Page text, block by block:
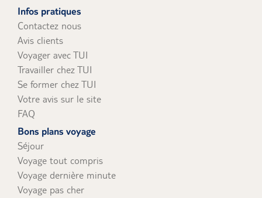
Infos pratiques
Contactez nous
Avis clients
Voyager avec TUI
Travailler chez TUI
Se former chez TUI
Votre avis sur le site
FAQ
Bons plans voyage
Séjour
Voyage tout compris
Voyage dernière minute
Voyage pas cher